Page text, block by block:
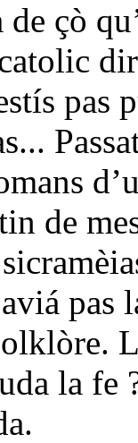
de çò
pas
de
pas
la fe